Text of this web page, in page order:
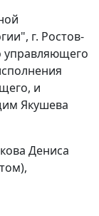
г. Ростов-
управляющего
и
Якушева
Дениса